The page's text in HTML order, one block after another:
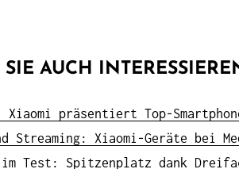
AUCH
Xiaomi präsentiert Top-
Streaming: Xiaomi-Geräte bei
Test: Spitzenplatz dank